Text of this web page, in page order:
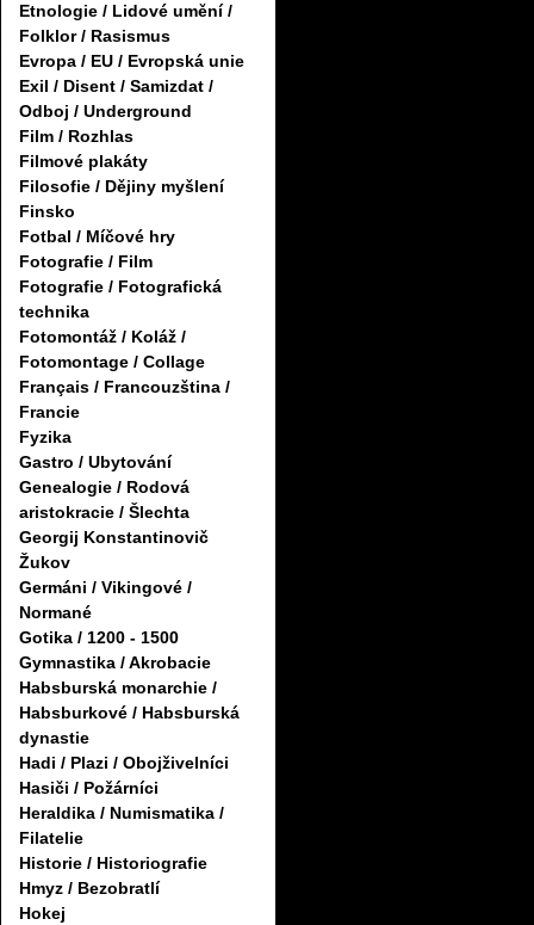
Etnologie / Lidové umění /
Folklor / Rasismus
Evropa / EU / Evropská unie
Exil / Disent / Samizdat /
Odboj / Underground
Film / Rozhlas
Filmové plakáty
Filosofie / Dějiny myšlení
Finsko
Fotbal / Míčové hry
Fotografie / Film
Fotografie / Fotografická
technika
Fotomontáž / Koláž /
Fotomontage / Collage
Français / Francouzština /
Francie
Fyzika
Gastro / Ubytování
Genealogie / Rodová
aristokracie / Šlechta
Georgij Konstantinovič
Žukov
Germáni / Vikingové /
Normané
Gotika / 1200 - 1500
Gymnastika / Akrobacie
Habsburská monarchie /
Habsburkové / Habsburská
dynastie
Hadi / Plazi / Obojživelníci
Hasiči / Požárníci
Heraldika / Numismatika /
Filatelie
Historie / Historiografie
Hmyz / Bezobratlí
Hokej